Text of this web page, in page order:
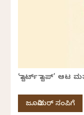
‘ಸ್ಟಾರ್ಟ್ ಸ್ಟಾಪ್’ ಆಟ
ಜೂನಿಯರ್ ಸಂಪಿಗೆ